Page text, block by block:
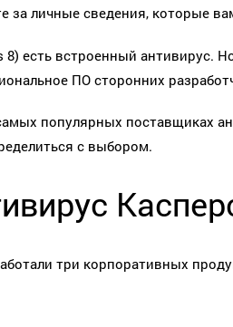
за личные сведения, которые
есть встроенный антивирус.
ПО сторонних
популярных поставщиках
с выбором.
три корпоративных